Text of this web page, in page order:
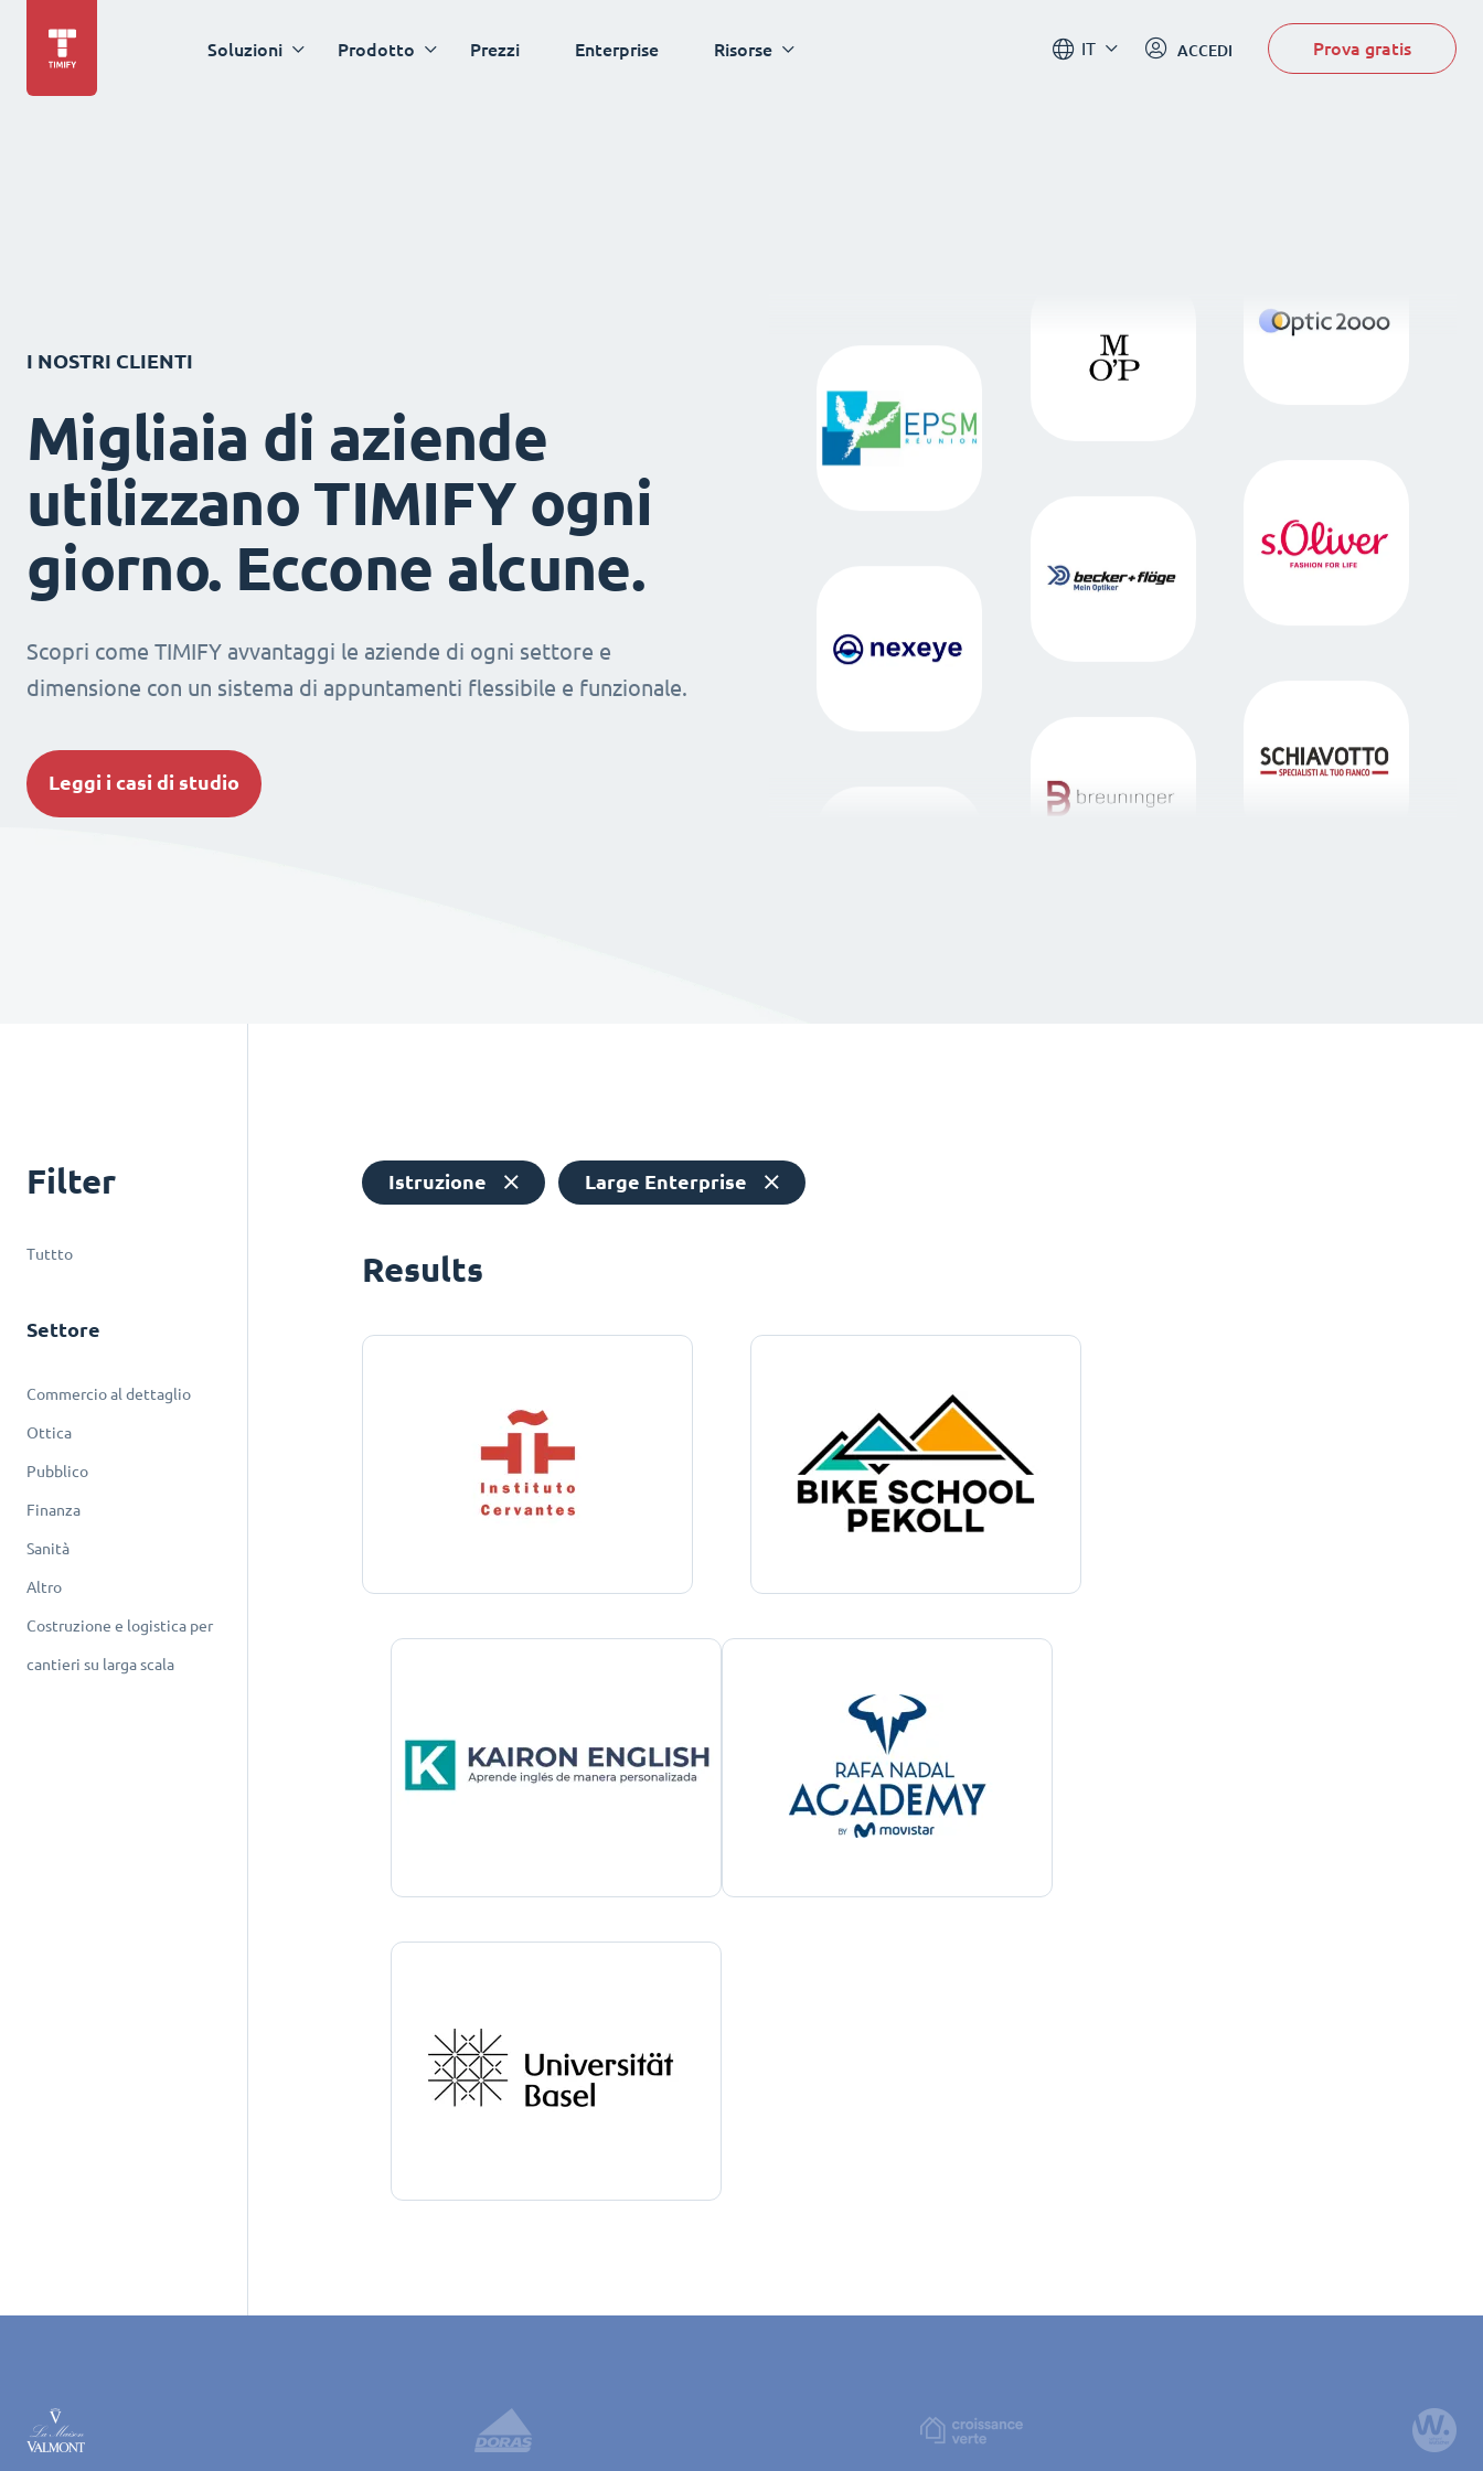
Soluzioni Prodotto Prezzi Enterprise Risorse IT ACCEDI Prova gratis
I NOSTRI CLIENTI
Migliaia di aziende
utilizzano TIMIFY ogni
giorno. Eccone alcune.
Scopri come TIMIFY avvantaggi le aziende di ogni settore e
dimensione con un sistema di appuntamenti flessibile e funzionale.
Leggi i casi di studio
Filter
Tuttto
Settore
Commercio al dettaglio
Ottica
Pubblico
Finanza
Sanità
Altro
Costruzione e logistica per
cantieri su larga scala
Istruzione Large Enterprise
Results